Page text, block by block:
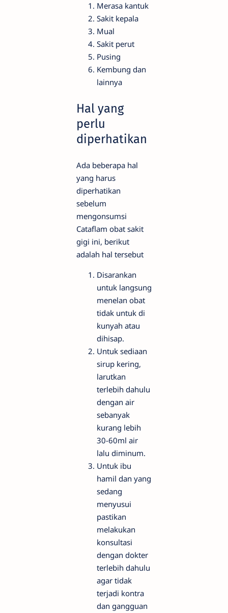
Merasa kantuk
Sakit kepala
Mual
Sakit perut
Pusing
Kembung dan
lainnya
Hal yang
perlu
diperhatikan
Ada beberapa hal
yang harus
diperhatikan
sebelum
mengonsumsi
Cataflam obat sakit
gigi ini, berikut
adalah hal tersebut
Disarankan
untuk langsung
menelan obat
tidak untuk di
kunyah atau
dihisap.
Untuk sediaan
sirup kering,
larutkan
terlebih dahulu
dengan air
sebanyak
kurang lebih
30-60ml air
lalu diminum.
Untuk ibu
hamil dan yang
sedang
menyusui
pastikan
melakukan
konsultasi
dengan dokter
terlebih dahulu
agar tidak
terjadi kontra
dan gangguan